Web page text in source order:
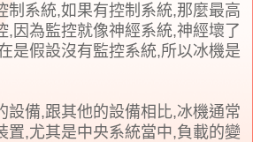
制系統,如果有控制系統,那麼最高
,因為監控就像神經系統,神經壞了
是假設沒有監控系統,所以冰機是
設備,跟其他的設備相比,冰機通常
置,尤其是中央系統當中,負載的變